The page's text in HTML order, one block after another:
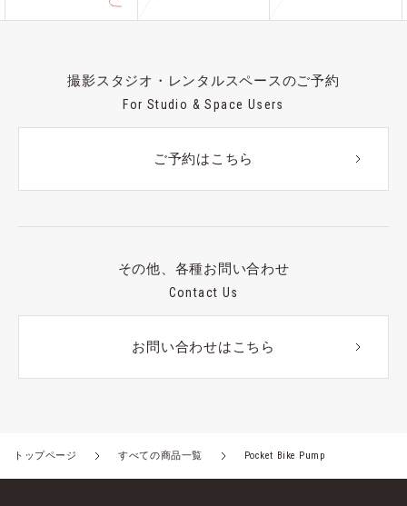
撮影スタジオ・レンタルスペースのご予約
For Studio & Space Users
ご予約はこちら
その他、各種お問い合わせ
Contact Us
お問い合わせはこちら
トップページ すべての商品一覧 Pocket Bike Pump